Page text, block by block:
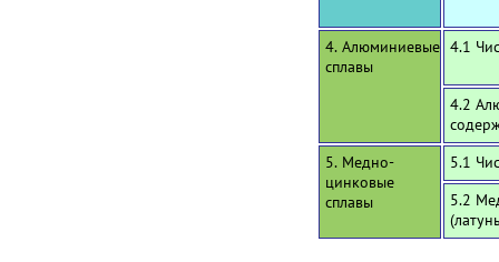
4. Алюминиевые
сплавы
4.1
4.2
5. Медно-
цинковые
сплавы
5.1
5.2